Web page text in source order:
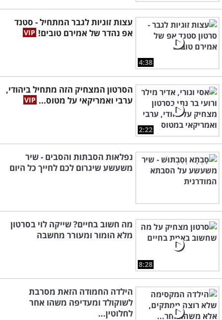
4:38
עצות זוגיות לגבר המתחיל - סטנד
אפ נהדר של אמירם טובים!
2:22
הסרטון המצחיק הזה מתחיל ביהודי,
ערבי ואמריקאי על מטוס...
נפלאות הסבתות והסבים - שיר
משעשע שיגרום לכם לחייך כל היום
8:28
מה חשוב בחיים? שייקה לוי בסרטון
מלא הומור ומעורר מחשבה
הילדה החמודה הזאת מסרבת
לשוקולד ומעדיפה משהו אחר
לחלוטין...